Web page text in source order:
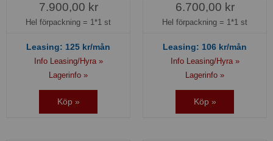
7.900,00 kr
Hel förpackning = 1*1 st
Leasing: 125 kr/mån
Info Leasing/Hyra »
Lagerinfo »
Köp »
6.700,00 kr
Hel förpackning = 1*1 st
Leasing: 106 kr/mån
Info Leasing/Hyra »
Lagerinfo »
Köp »